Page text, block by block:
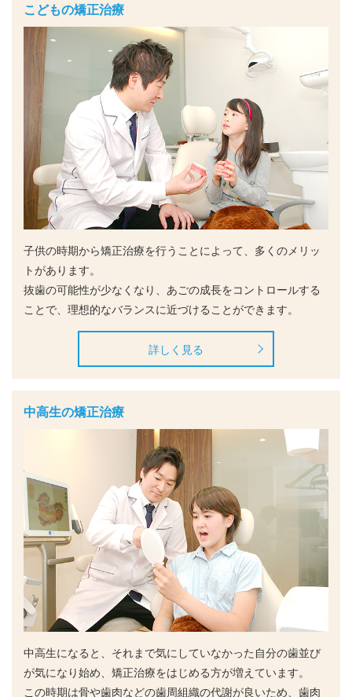
こどもの矯正治療
子供の時期から矯正治療を行うことによって、多くのメリッ
トがあります。
抜歯の可能性が少なくなり、あごの成長をコントロールする
ことで、理想的なバランスに近づけることができます。
詳しく見る
中高生の矯正治療
中高生になると、それまで気にしていなかった自分の歯並び
が気になり始め、矯正治療をはじめる方が増えています。
この時期は骨や歯肉などの歯周組織の代謝が良いため、歯肉